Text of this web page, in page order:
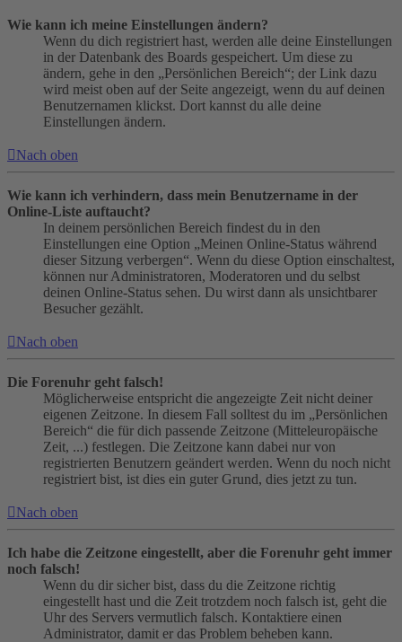
Wie kann ich meine Einstellungen ändern?
Wenn du dich registriert hast, werden alle deine Einstellungen
in der Datenbank des Boards gespeichert. Um diese zu
ändern, gehe in den „Persönlichen Bereich“; der Link dazu
wird meist oben auf der Seite angezeigt, wenn du auf deinen
Benutzernamen klickst. Dort kannst du alle deine
Einstellungen ändern.
Nach oben
Wie kann ich verhindern, dass mein Benutzername in der
Online-Liste auftaucht?
In deinem persönlichen Bereich findest du in den
Einstellungen eine Option „Meinen Online-Status während
dieser Sitzung verbergen“. Wenn du diese Option einschaltest,
können nur Administratoren, Moderatoren und du selbst
deinen Online-Status sehen. Du wirst dann als unsichtbarer
Besucher gezählt.
Nach oben
Die Forenuhr geht falsch!
Möglicherweise entspricht die angezeigte Zeit nicht deiner
eigenen Zeitzone. In diesem Fall solltest du im „Persönlichen
Bereich“ die für dich passende Zeitzone (Mitteleuropäische
Zeit, ...) festlegen. Die Zeitzone kann dabei nur von
registrierten Benutzern geändert werden. Wenn du noch nicht
registriert bist, ist dies ein guter Grund, dies jetzt zu tun.
Nach oben
Ich habe die Zeitzone eingestellt, aber die Forenuhr geht immer
noch falsch!
Wenn du dir sicher bist, dass du die Zeitzone richtig
eingestellt hast und die Zeit trotzdem noch falsch ist, geht die
Uhr des Servers vermutlich falsch. Kontaktiere einen
Administrator, damit er das Problem beheben kann.